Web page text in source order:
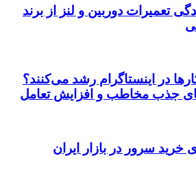
تعمیرات دوربین و لنز از برند
در اینستاگرام رشد می‌کنند؟
جذب مخاطب و افزایش تعامل
خرید سرور در بازار ایران